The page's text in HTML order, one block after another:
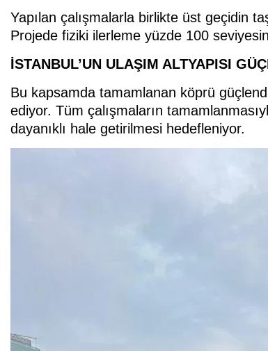
Yapılan çalışmalarla birlikte üst geçidin
Projede fiziki ilerleme yüzde 100
İSTANBUL’UN ULAŞIM ALTYAPISI
Bu kapsamda tamamlanan köprü
ediyor. Tüm çalışmaların
dayanıklı hale getirilmesi hedefleniyor.